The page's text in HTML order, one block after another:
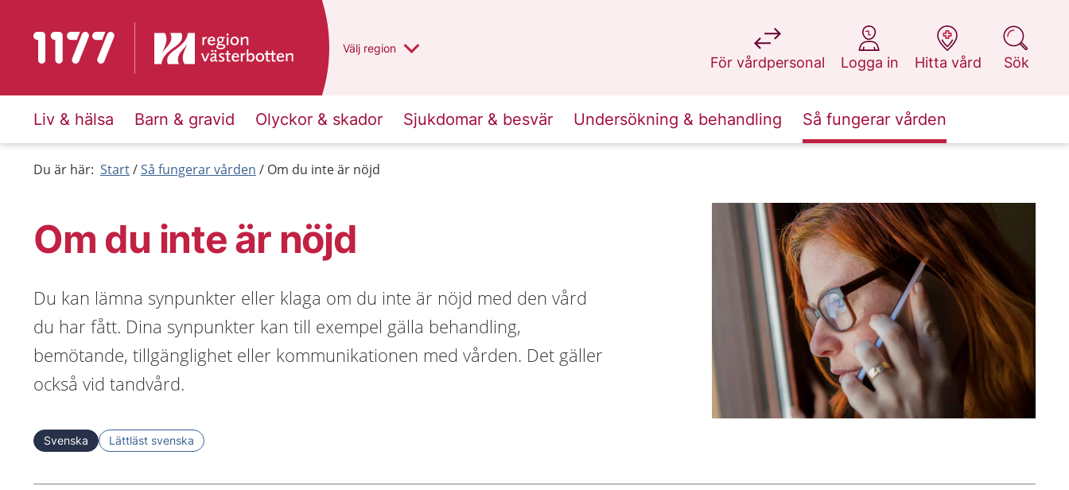
Till startsidan för 1177 Du har valt region
Välj en annan
region
För vårdpersonal
på 1177.se
Logga in
på 1177.se
Hitta vård
på 1177.se
Sök
på 1177.se
Liv & hälsa Barn & gravid Olyckor & skador Sjukdomar & besvär Undersökning & behandling Så fungerar vården
Du är här: Start Så fungerar vården Om du inte är nöjd
Om du inte är nöjd
Du kan lämna synpunkter eller klaga om du inte är nöjd med den vård
du har fått. Dina synpunkter kan till exempel gälla behandling,
bemötande, tillgänglighet eller kommunikationen med vården. Det gäller
också vid tandvård.
Svenska Lättläst svenska